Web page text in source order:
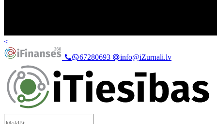
<
67280693
info@iZurnali.lv